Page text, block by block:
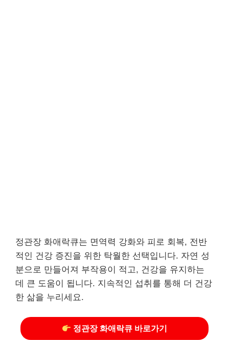
정관장 화애락큐는 면역력 강화와 피로 회복, 전반
적인 건강 증진을 위한 탁월한 선택입니다. 자연 성
분으로 만들어져 부작용이 적고, 건강을 유지하는
데 큰 도움이 됩니다. 지속적인 섭취를 통해 더 건강
한 삶을 누리세요.
정관장 화애락큐 바로가기